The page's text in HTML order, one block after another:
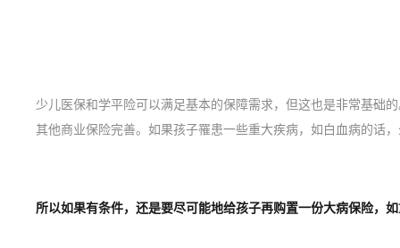
少儿医保和学平险可以满足基本的保障需求，但这也是非常基础
其他商业保险完善。如果孩子罹患一些重大疾病，如白血病的话
所以如果有条件，还是要尽可能地给孩子再购置一份大病保险，